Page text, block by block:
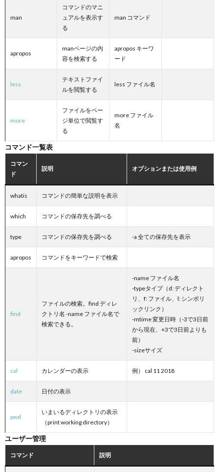
man
コマンドのマニ
ュアルを表示す
る
man コマンド
apropos
manページの内
容を検索する
apropos キーワ
ード
less
テキストファイ
ルを閲覧する
less ファイル名
more
ファイルをペー
ジ単位で閲覧す
る
more ファイル
名
コマンド一覧表
コマン
ド
説明 オプションまたは使用例
whatis コマンドの簡単な説明を表示
which コマンドの保存先を調べる
type コマンドの保存先を調べる -a 全ての保存先を表示
apropos コマンドをキーワードで検索
find
ファイルの検索。find ディレ
クトリ名 -name ファイル名で
検索できる。
-name ファイル名
-typeタイプ（d: ディレクト
リ、f: ファイル、l: シンボリ
ックリンク）
-mtime 変更日時（-3で3日前
から現在、+3で3日前よりも
前）
-sizeサイズ
cal カレンダーの表示 例） cal 11 2018
date 日付の表示
pwd
いまいるディレクトリの表示
（print working directory）
ユーザー管理
コマンド 説明